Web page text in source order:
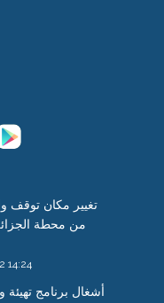
تغيير مكان توقف
من محطة
14:24